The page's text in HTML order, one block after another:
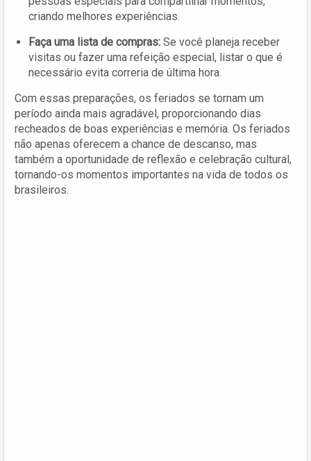
criando melhores experiências.
Faça uma lista de compras: Se você planeja receber
visitas ou fazer uma refeição especial, listar o que é
necessário evita correria de última hora.
Com essas preparações, os feriados se tornam um
período ainda mais agradável, proporcionando dias
recheados de boas experiências e memória. Os feriados
não apenas oferecem a chance de descanso, mas
também a oportunidade de reflexão e celebração cultural,
tornando-os momentos importantes na vida de todos os
brasileiros.